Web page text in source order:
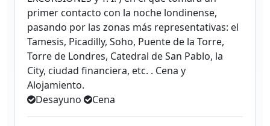
primer contacto con la noche londinense,
pasando por las zonas más representativas: el
Tamesis, Picadilly, Soho, Puente de la Torre,
Torre de Londres, Catedral de San Pablo, la
City, ciudad financiera, etc. . Cena y
Alojamiento.
Desayuno
Cena